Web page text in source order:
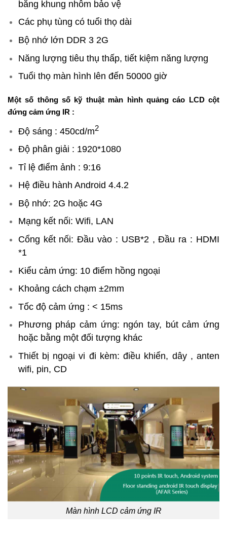
bằng khung nhôm bảo vệ
Các phụ tùng có tuổi thọ dài
Bộ nhớ lớn DDR 3 2G
Năng lượng tiêu thụ thấp, tiết kiệm năng lượng
Tuổi thọ màn hình lên đến 50000 giờ
Một số thông số kỹ thuật màn hình quảng cáo LCD cột
đứng cảm ứng IR :
Độ sáng : 450cd/m2
Độ phân giải : 1920*1080
Tỉ lệ điểm ảnh : 9:16
Hệ điều hành Android 4.4.2
Bộ nhớ: 2G hoặc 4G
Mạng kết nối: Wifi, LAN
Cổng kết nối: Đầu vào : USB*2 , Đầu ra : HDMI
*1
Kiểu cảm ứng: 10 điểm hồng ngoại
Khoảng cách chạm ±2mm
Tốc độ cảm ứng : < 15ms
Phương pháp cảm ứng: ngón tay, bút cảm ứng
hoặc bằng một đối tượng khác
Thiết bị ngoại vi đi kèm: điều khiển, dây , anten
wifi, pin, CD
Màn hình LCD cảm ứng IR